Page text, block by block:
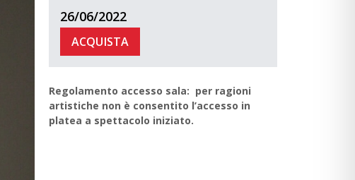
26/06/2022
ACQUISTA
Regolamento accesso sala: per ragioni
artistiche non è consentito l’accesso in
platea a spettacolo iniziato.